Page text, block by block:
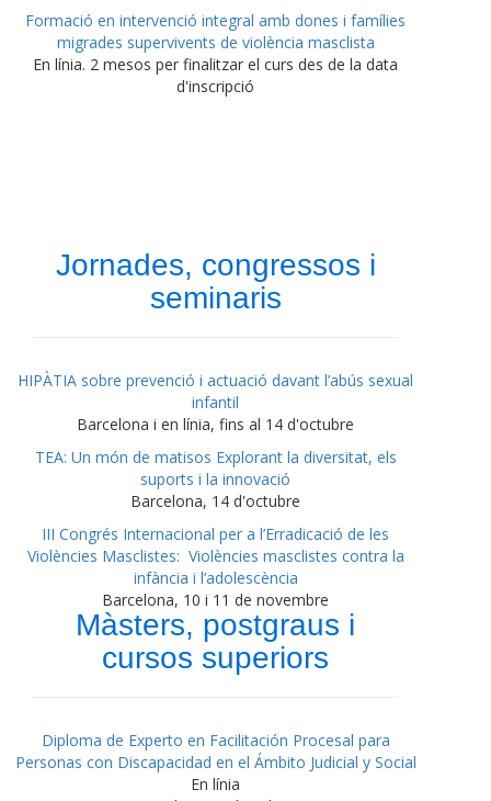
Formació en intervenció integral amb dones i famílies
migrades supervivents de violència masclista
En línia. 2 mesos per finalitzar el curs des de la data
d'inscripció
Jornades, congressos i
seminaris
HIPÀTIA sobre prevenció i actuació davant l’abús sexual
infantil
Barcelona i en línia, fins al 14 d'octubre
TEA: Un món de matisos Explorant la diversitat, els
suports i la innovació
Barcelona, 14 d'octubre
III Congrés Internacional per a l’Erradicació de les
Violències Masclistes: Violències masclistes contra la
infància i l’adolescència
Barcelona, 10 i 11 de novembre
Màsters, postgraus i
cursos superiors
Diploma de Experto en Facilitación Procesal para
Personas con Discapacidad en el Ámbito Judicial y Social
En línia